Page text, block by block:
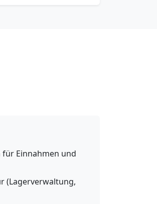
Einnahmen und
(Lagerverwaltung,